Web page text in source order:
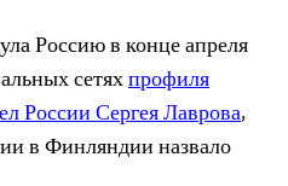
Россию в конце апреля
сетяхпрофиля
России Сергея Лаврова,
в Финляндии назвало